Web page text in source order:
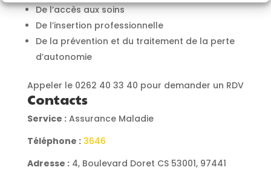
De l’accès aux soins
De l’insertion professionnelle
De la prévention et du traitement de la perte
d’autonomie
Appeler le 0262 40 33 40 pour demander un RDV
Contacts
Service :Assurance Maladie
Téléphone : 3646
Adresse :4, Boulevard Doret CS 53001, 97441